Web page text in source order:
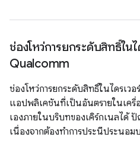
ช่องโหว่การยกระดับสิทธิ์ใน
Qualcomm
ช่องโหว่การยกระดับสิทธิ์ในไดรเว
แอปพลิเคชันที่เป็นอันตรายในเครื่
เองภายในบริบทของเคิร์กเนลได้
เนื่องจากต้องทำการประนีประนอม